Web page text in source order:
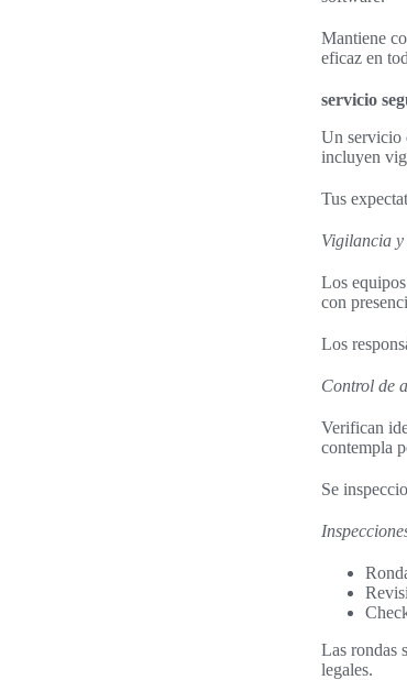
Mantiene
eficaz en
servicio
Un servicio
incluyen
Tus
Vigilancia y
Los
con
Los
Control de
Verifican
contempla
Se
Las rondas
legales.